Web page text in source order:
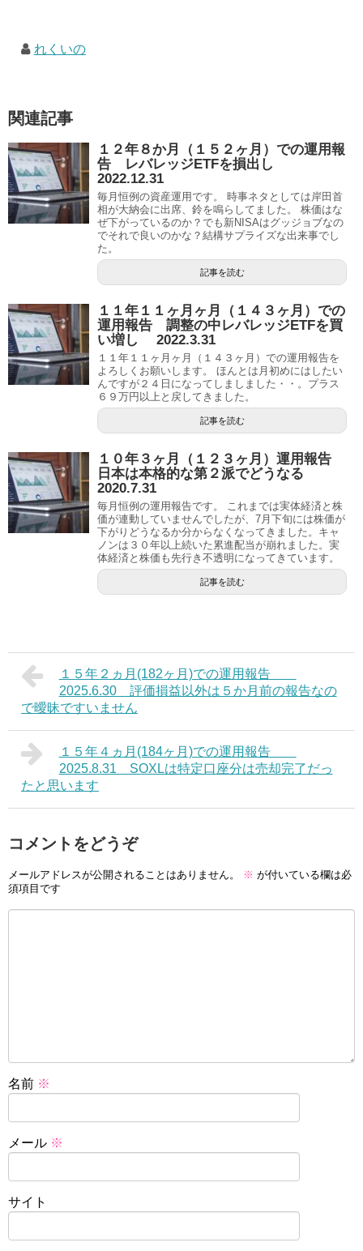
れくいの
関連記事
１２年８か月（１５２ヶ月）での運用報
告 レバレッジETFを損出し
2022.12.31
毎月恒例の資産運用です。 時事ネタとしては岸田首
相が大納会に出席、鈴を鳴らしてました。 株価はな
ぜ下がっているのか？でも新NISAはグッジョブなの
でそれで良いのかな？結構サプライズな出来事でし
た。
記事を読む
１１年１１ヶ月ヶ月（１４３ヶ月）での
運用報告 調整の中レバレッジETFを買
い増し 2022.3.31
１１年１１ヶ月ヶ月（１４３ヶ月）での運用報告を
よろしくお願いします。 ほんとは月初めにはしたい
んですが２４日になってしましました・・。プラス
６９万円以上と戻してきました。
記事を読む
１０年３ヶ月（１２３ヶ月）運用報告
日本は本格的な第２派でどうなる
2020.7.31
毎月恒例の運用報告です。 これまでは実体経済と株
価が連動していませんでしたが、7月下旬には株価が
下がりどうなるか分からなくなってきました。キャ
ノンは３０年以上続いた累進配当が崩れました。実
体経済と株価も先行き不透明になってきています。
記事を読む
１５年２ヵ月(182ヶ月)での運用報告
2025.6.30 評価損益以外は５か月前の報告なの
で曖昧ですいません
１５年４ヵ月(184ヶ月)での運用報告
2025.8.31 SOXLは特定口座分は売却完了だっ
たと思います
コメントをどうぞ
メールアドレスが公開されることはありません。 ※ が付いている欄は必
須項目です
名前 ※
メール ※
サイト